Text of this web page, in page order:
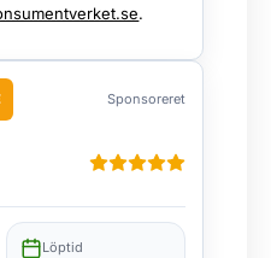
.
Sponsoreret
Löptid